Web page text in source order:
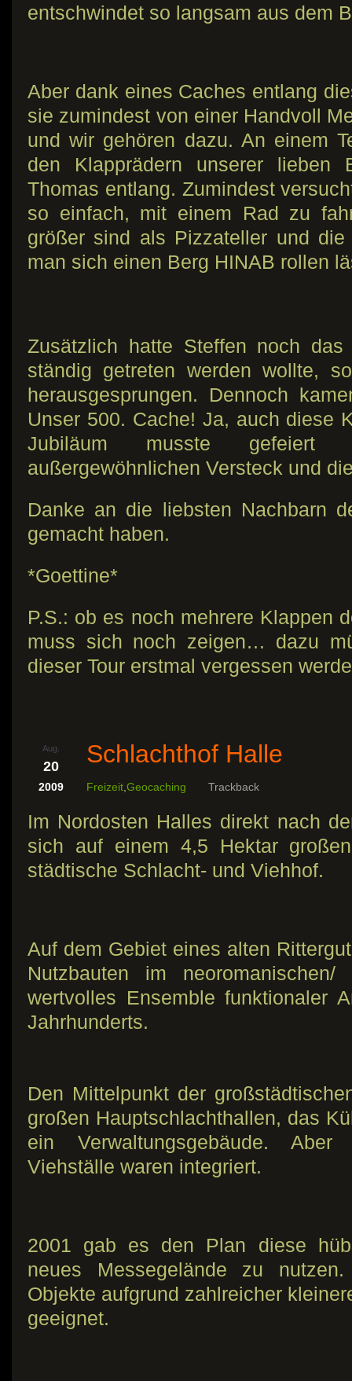
entschwindet so langsam aus dem
Aber dank eines Caches entlang
sie zumindest von einer Handvoll
und wir gehören dazu. An einem
den Klapprädern unserer lieben
Thomas entlang. Zumindest
so einfach, mit einem Rad zu
größer sind als Pizzateller und die
man sich einen Berg HINAB rollen
Zusätzlich hatte Steffen noch
ständig getreten werden wollte,
herausgesprungen. Dennoch
Unser 500. Cache! Ja, auch diese
Jubiläum musste gefeiert
außergewöhnlichen Versteck und
Danke an die liebsten Nachbarn
gemacht haben.
*Goettine*
P.S.: ob es noch mehrere Klappen
muss sich noch zeigen… dazu
dieser Tour erstmal vergessen
Aug.
20
2009
Schlachthof Halle
Freizeit,Geocaching Trackback
Im Nordosten Halles direkt nach
sich auf einem 4,5 Hektar
städtische Schlacht- und Viehhof.
Auf dem Gebiet eines alten
Nutzbauten im
wertvolles Ensemble funktionaler
Jahrhunderts.
Den Mittelpunkt der
großen Hauptschlachthallen, das
ein Verwaltungsgebäude.
Viehställe waren integriert.
2001 gab es den Plan diese
neues Messegelände zu
Objekte aufgrund zahlreicher
geeignet.